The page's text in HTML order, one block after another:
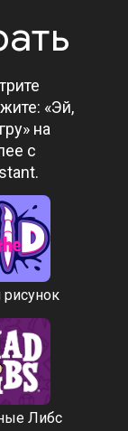
«Эй,
на
с
рисунок
Либс